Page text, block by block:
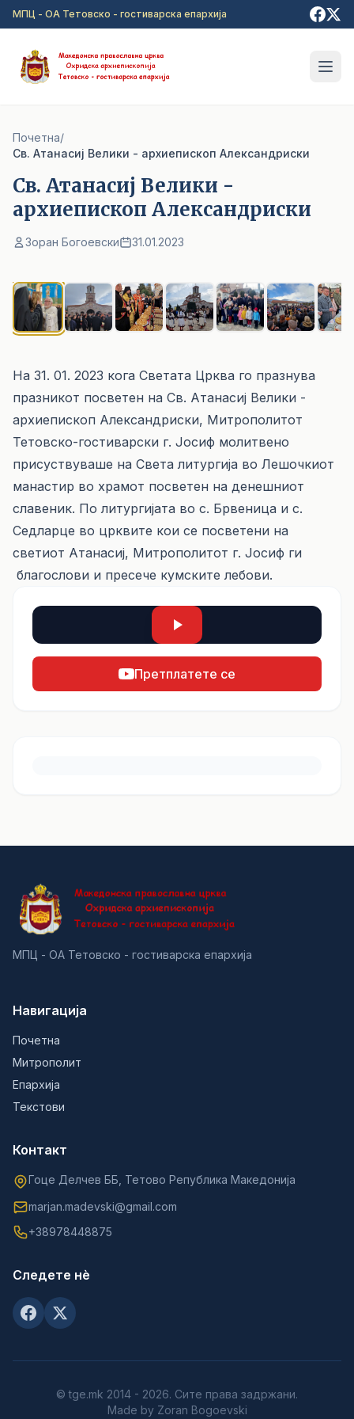
Прејди на главна содржина
МПЦ - ОА Тетовско - гостиварска епархија
Почетна/
Св. Атанасиј Велики - архиепископ Александриски
Св. Атанасиј Велики -
архиепископ Александриски
Зоран Богоевски 31.01.2023
На 31. 01. 2023 кога Светата Црква го празнува
празникот посветен на Св. Атанасиј Велики -
архиепископ Александриски, Митрополитот
Тетовско-гостиварски г. Јосиф молитвено
присуствуваше на Света литургија во Лешочкиот
манастир во храмот посветен на денешниот
славеник. По литургијата во с. Брвеница и с.
Седларце во црквите кои се посветени на
светиот Атанасиј, Митрополитот г. Јосиф ги
благослови и пресече кумските лебови.
Претплатете се
МПЦ - ОА Тетовско - гостиварска епархија
Навигација
Почетна
Митрополит
Епархија
Текстови
Контакт
Гоце Делчев ББ, Тетово Република Македонија
marjan.madevski@gmail.com
+38978448875
Следете нè
© tge.mk 2014 - 2026. Сите права задржани.
Made by Zoran Bogoevski